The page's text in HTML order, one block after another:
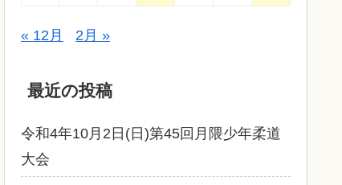
« 12月 2月 »
最近の投稿
令和4年10月2日(日)第45回月隈少年柔道
大会